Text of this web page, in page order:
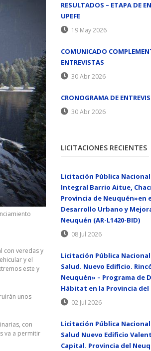
con veredas y
y el
este y
unos
con
va a permitir
RESULTADOS – ETAPA DE
UPEFE
19 May 2026
COMUNICADO
ENTREVISTAS
30 Abr 2026
CRONOGRAMA DE
30 Abr 2026
LICITACIONES RECIENTES
Licitación Pública
Integral Barrio Aitue,
Provincia de Neuquén»en
Desarrollo Urbano y
Neuquén (AR-L1420-BID)
08 Jul 2026
Licitación Pública Nacional
Salud. Nuevo Edificio.
Neuquén» – Programa de
Hábitat en la Provincia del
02 Jul 2026
Licitación Pública Nacional
Salud Nuevo Edificio
Capital. Provincia del